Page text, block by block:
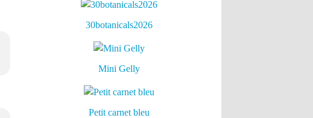
30botanicals2026
Mini Gelly
Petit carnet bleu